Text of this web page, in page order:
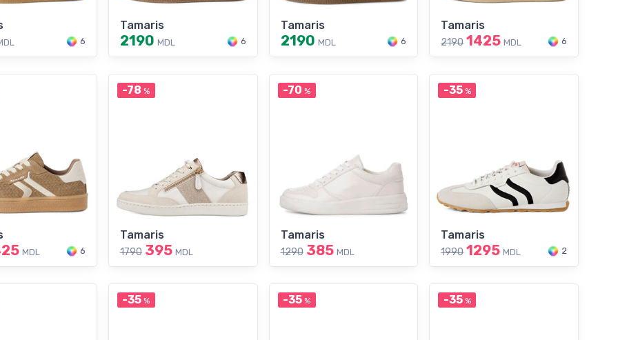
6
Tamaris
2190 MDL 6
Tamaris
2190 MDL 6
Tamaris
2190 1425 MDL 6
MDL 6
-78 %
Tamaris
1790 395 MDL
-70 %
Tamaris
1290 385 MDL
-35%
Tamaris
1990 1295 MDL 2
-35 % -35 % -35%